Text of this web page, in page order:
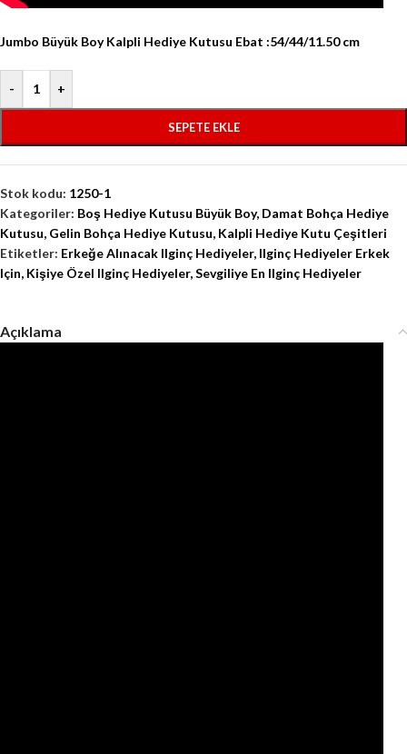
Jumbo Büyük Boy Kalpli Hediye Kutusu Ebat :54/44/11.50 cm
- +
SEPETE EKLE
Stok kodu: 1250-1
Kategoriler: Boş Hediye Kutusu Büyük Boy, Damat Bohça Hediye
Kutusu, Gelin Bohça Hediye Kutusu, Kalpli Hediye Kutu Çeşitleri
Etiketler: Erkeğe Alınacak Ilginç Hediyeler, Ilginç Hediyeler Erkek
Için, Kişiye Özel Ilginç Hediyeler,Sevgiliye En Ilginç Hediyeler
Açıklama